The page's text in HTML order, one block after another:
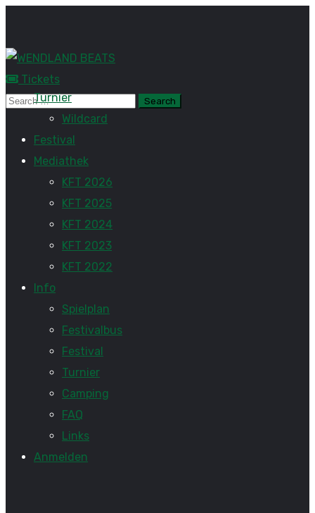
Tickets
Turnier
Wildcard
Festival
Mediathek
KFT 2026
KFT 2025
KFT 2024
KFT 2023
KFT 2022
Info
Spielplan
Festivalbus
Festival
Turnier
Camping
FAQ
Links
Anmelden